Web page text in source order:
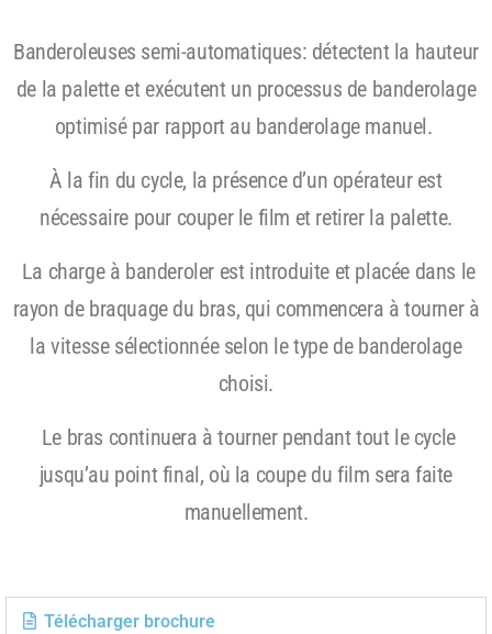
Banderoleuses semi-automatiques: détectent la hauteur
de la palette et exécutent un processus de banderolage
optimisé par rapport au banderolage manuel.
À la fin du cycle, la présence d’un opérateur est
nécessaire pour couper le film et retirer la palette.
La charge à banderoler est introduite et placée dans le
rayon de braquage du bras, qui commencera à tourner à
la vitesse sélectionnée selon le type de banderolage
choisi.
Le bras continuera à tourner pendant tout le cycle
jusqu’au point final, où la coupe du film sera faite
manuellement.
Télécharger brochure